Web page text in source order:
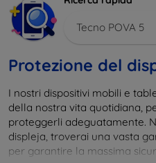
Tecno POVA 5
Protezione del
I nostri dispositivi mobili e
della nostra vita quotidiana,
proteggerli adeguatamente.
displeja, troverai una vasta
per garantire la massima